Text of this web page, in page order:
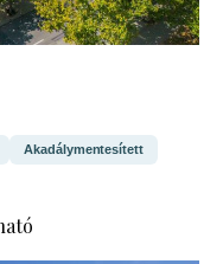
Akadálymentesített